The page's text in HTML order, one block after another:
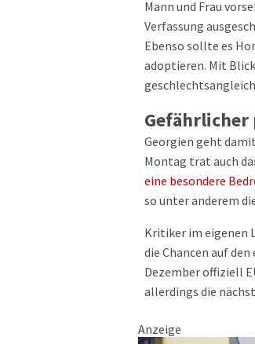
Mann und Frau
Verfassung
Ebenso sollte es
adoptieren. Mit
Gefährlicher
Georgien geht
Montag trat auch
eine besondere
so unter anderem
Kritiker im eigenen
die Chancen auf
Dezember offiziell
allerdings die
Anzeige